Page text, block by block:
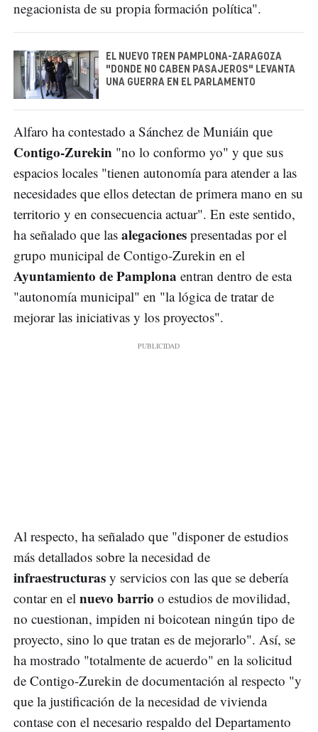
negacionista de su propia formación política".
EL NUEVO TREN PAMPLONA-ZARAGOZA
"DONDE NO CABEN PASAJEROS" LEVANTA
UNA GUERRA EN EL PARLAMENTO
Alfaro ha contestado a Sánchez de Muniáin que
Contigo-Zurekin "no lo conformo yo" y que sus
espacios locales "tienen autonomía para atender a las
necesidades que ellos detectan de primera mano en su
territorio y en consecuencia actuar". En este sentido,
ha señalado que las alegaciones presentadas por el
grupo municipal de Contigo-Zurekin en el
Ayuntamiento de Pamplona entran dentro de esta
"autonomía municipal" en "la lógica de tratar de
mejorar las iniciativas y los proyectos".
Al respecto, ha señalado que "disponer de estudios
más detallados sobre la necesidad de
infraestructuras y servicios con las que se debería
contar en el nuevo barrio o estudios de movilidad,
no cuestionan, impiden ni boicotean ningún tipo de
proyecto, sino lo que tratan es de mejorarlo". Así, se
ha mostrado "totalmente de acuerdo" en la solicitud
de Contigo-Zurekin de documentación al respecto "y
que la justificación de la necesidad de vivienda
contase con el necesario respaldo del Departamento